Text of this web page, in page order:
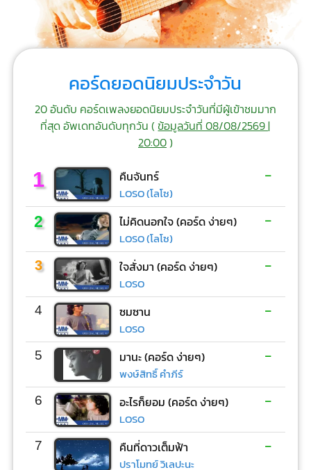
คอร์ดยอดนิยมประจำวัน
20 อันดับ คอร์ดเพลงยอดนิยมประจำวันที่มีผู้เข้าชมมาก
ที่สุด อัพเดทอันดับทุกวัน (ข้อมูลวันที่ 08/08/2569 |
20:00)
1 คืนจันทร์
LOSO (โลโซ)
-
2 ไม่คิดนอกใจ (คอร์ด ง่ายๆ)
LOSO (โลโซ)
-
3 ใจสั่งมา (คอร์ด ง่ายๆ)
LOSO
-
4 ซมซาน
LOSO
-
5 มานะ (คอร์ด ง่ายๆ)
พงษ์สิทธิ์ คำภีร์
-
6 อะไรก็ยอม (คอร์ด ง่ายๆ)
LOSO
-
7 คืนที่ดาวเต็มฟ้า
ปราโมทย์ วิเลปะนะ
-